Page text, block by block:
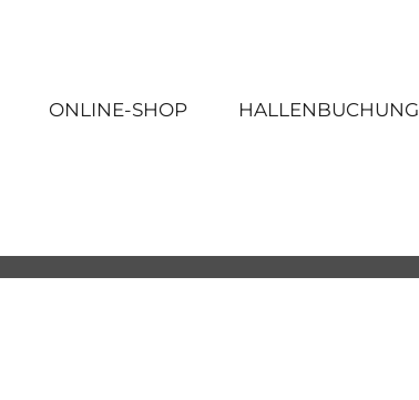
ONLINE-SHOP HALLENBUCHUNG